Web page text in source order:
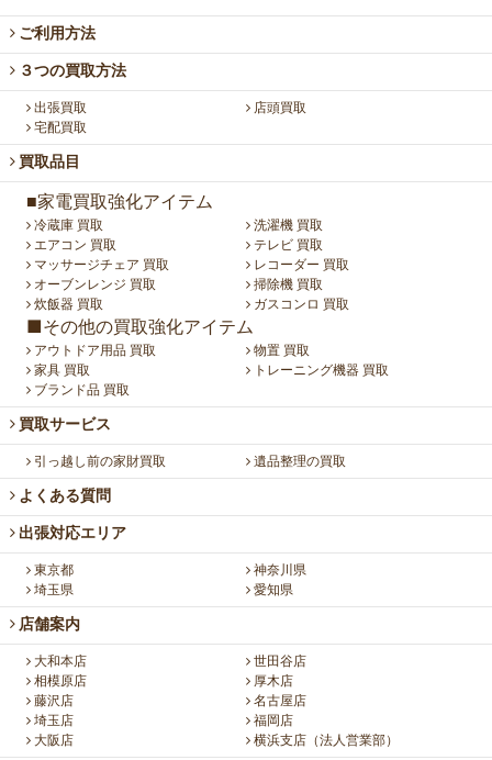
ご利用方法
３つの買取方法
出張買取
店頭買取
宅配買取
買取品目
■家電買取強化アイテム
冷蔵庫 買取
洗濯機 買取
エアコン 買取
テレビ 買取
マッサージチェア 買取
レコーダー 買取
オーブンレンジ 買取
掃除機 買取
炊飯器 買取
ガスコンロ 買取
■その他の買取強化アイテム
アウトドア用品 買取
物置 買取
家具 買取
トレーニング機器 買取
ブランド品 買取
買取サービス
引っ越し前の家財買取 遺品整理の買取
よくある質問
出張対応エリア
東京都
神奈川県
埼玉県
愛知県
店舗案内
大和本店
世田谷店
相模原店
厚木店
藤沢店
名古屋店
埼玉店
福岡店
大阪店
横浜支店（法人営業部）